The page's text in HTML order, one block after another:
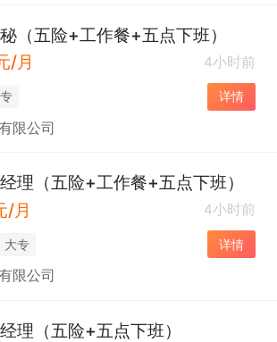
（五险+工作餐+五点下班）
/月
4小时前
详情
限公司
理（五险+工作餐+五点下班）
/月
4小时前
大专 详情
限公司
理（五险+五点下班）